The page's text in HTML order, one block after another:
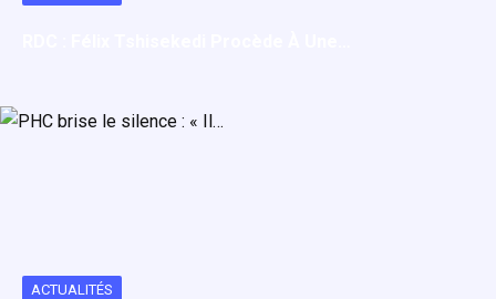
ACTUALITÉS